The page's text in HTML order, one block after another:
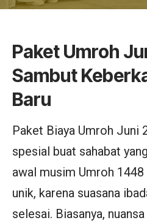
Paket Umroh
Sambut
Baru
Paket Biaya Umroh Juni
spesial buat sahabat
awal musim Umroh
unik, karena suasana
selesai. Biasanya,